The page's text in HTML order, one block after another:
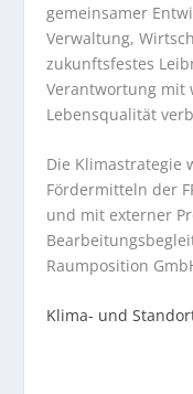
gemeinsamer
Verwaltung,
zukunftsfestes
Verantwortung mit
Lebensqualität
Die Klimastrategie
Fördermitteln der
und mit externer
Raumposition
Klima- und